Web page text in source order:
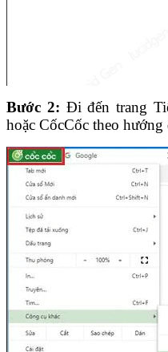
Bước 2: Đi đến trang
hoặc CốcCốc theo hướng